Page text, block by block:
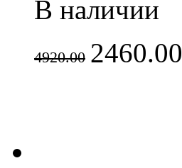
В наличии
4920.00 2460.00